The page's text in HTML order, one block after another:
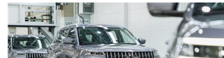
ВКонтакте
Одноклассниках